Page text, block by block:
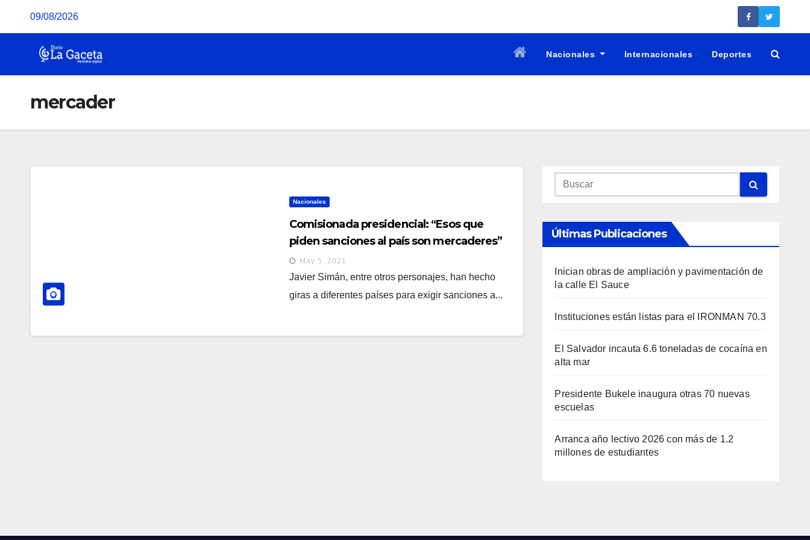
09/08/2026
Nacionales Internacionales Deportes
mercader
Nacionales
Comisionada presidencial: “Esos que
piden sanciones al país son mercaderes”
May 5, 2021
Javier Simán, entre otros personajes, han hecho
giras a diferentes países para exigir sanciones a...
Últimas Publicaciones
Inician obras de ampliación y pavimentación de
la calle El Sauce
Instituciones están listas para el IRONMAN 70.3
El Salvador incauta 6.6 toneladas de cocaína en
alta mar
Presidente Bukele inaugura otras 70 nuevas
escuelas
Arranca año lectivo 2026 con más de 1.2
millones de estudiantes